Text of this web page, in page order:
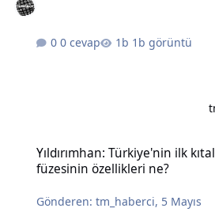
0 cevap 1b görüntü
Yıldırımhan: Türkiye'nin ilk
füzesinin özellikleri ne?
Gönderen:tm_haberci, 5 Mayıs